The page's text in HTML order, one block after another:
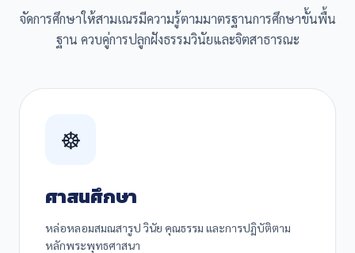
จัดการศึกษาให้สามเณรมีความรู้ตามมาตรฐานการศึกษาขั้นพื้น
ฐาน ควบคู่การปลูกฝังธรรมวินัยและจิตสาธารณะ
☸️
ศาสนศึกษา
หล่อหลอมสมณสารูป วินัย คุณธรรม และการปฏิบัติตาม
หลักพระพุทธศาสนา